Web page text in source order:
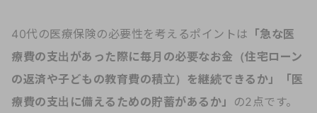
40代の医療保険の必要性を考えるポイントは 「急な医
療費の支出があった際に毎月の必要なお金（住宅ローン
の返済や子どもの教育費の積立）を継続できるか」「医
療費の支出に備えるための貯蓄があるか」
の2点です。